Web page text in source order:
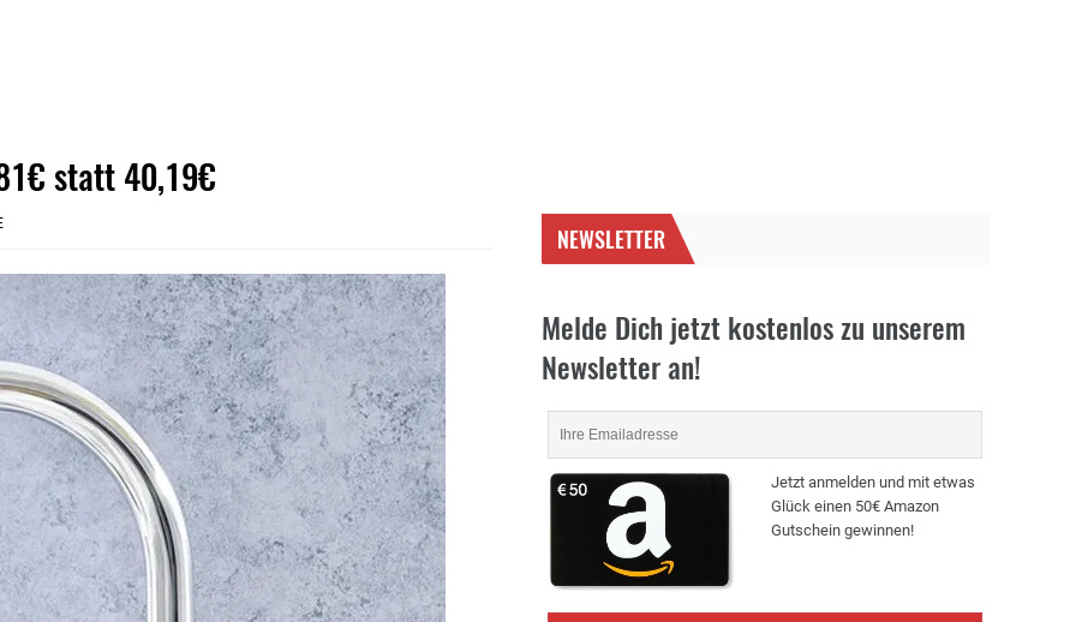
statt 40,19€
NEWSLETTER
Melde Dich jetzt kostenlos zu unserem
Newsletter an!
Jetzt anmelden und mit etwas
Glück einen 50€ Amazon
Gutschein gewinnen!